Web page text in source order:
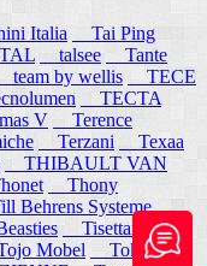
Italia
Tai Ping
talsee
Tante
team by wellis
TECE
TECTA
V
Terence
Terzani
Texaa
THIBAULT VAN
Thony
Behrens Systeme
Tisettanta
Mobel
Token